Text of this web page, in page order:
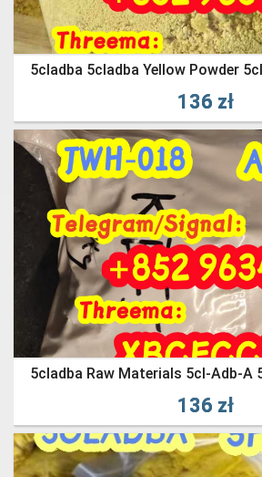
136 zł
136 zł